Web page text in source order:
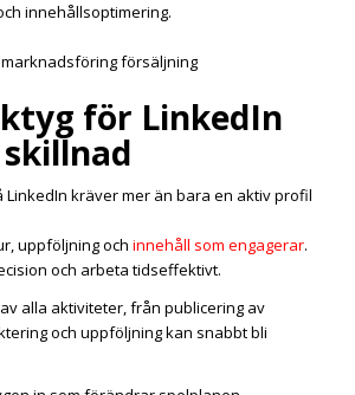
innehållsoptimering.
för LinkedIn
kräver mer än bara en aktiv profil
uppföljning och innehåll som engagerar.
och arbeta tidseffektivt.
alla aktiviteter, från publicering av
och uppföljning kan snabbt bli